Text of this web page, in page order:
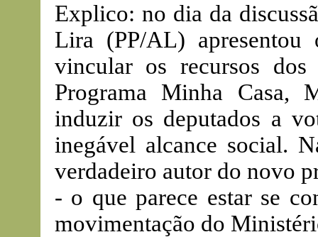
Explico: no dia da
Lira (PP/AL) apresentou
vincular os recursos
Programa Minha Casa,
induzir os deputados a
inegável alcance social.
verdadeiro autor do novo
- o que parece estar se
movimentação do